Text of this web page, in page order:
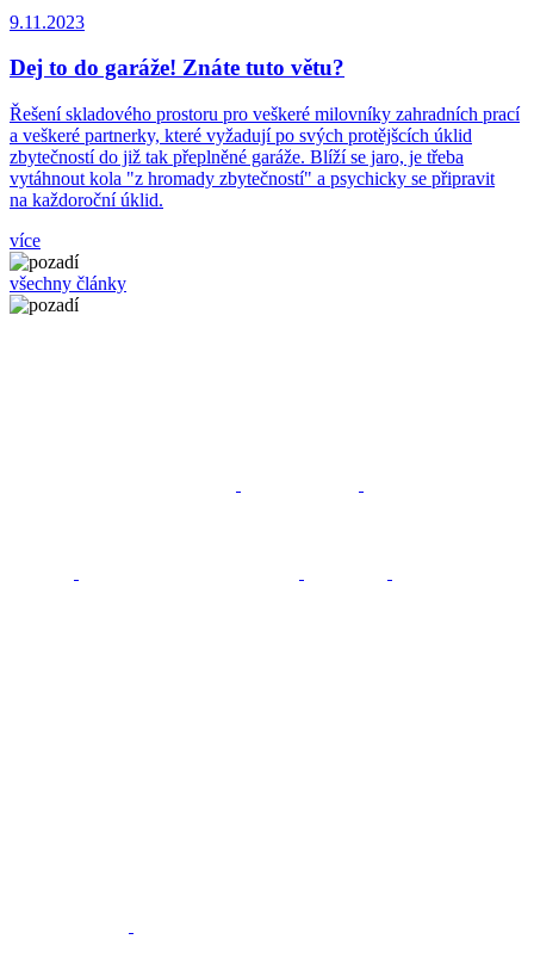
9.11.2023
Dej to do garáže! Znáte tuto větu?
Řešení skladového prostoru pro veškeré milovníky zahradních prací
a veškeré partnerky, které vyžadují po svých protějšcích úklid
zbytečností do již tak přeplněné garáže. Blíží se jaro, je třeba
vytáhnout kola "z hromady zbytečností" a psychicky se připravit
na každoroční úklid.
více
všechny články